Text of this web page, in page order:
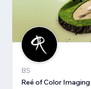
BS
Reé of Color